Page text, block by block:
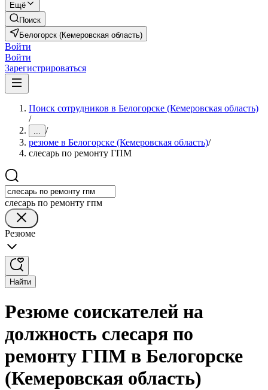
Ещё
Поиск
Белогорск (Кемеровская область)
Войти
Войти
Зарегистрироваться
Поиск сотрудников в Белогорске (Кемеровская область)
/
... /
резюме в Белогорске (Кемеровская область)/
слесарь по ремонту ГПМ
слесарь по ремонту гпм
Резюме
Найти
Резюме соискателей на
должность слесаря по
ремонту ГПМ в Белогорске
(Кемеровская область)